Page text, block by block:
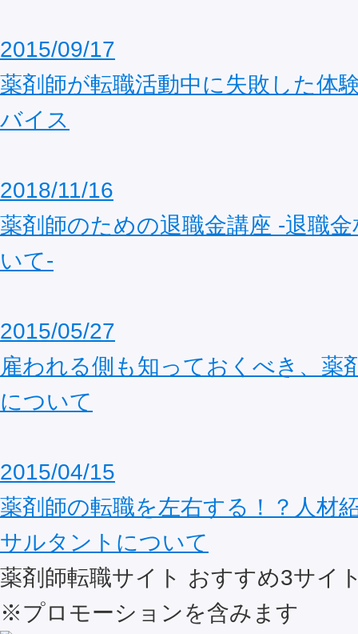
2015/09/17
薬剤師が転職活動中に失敗した体
バイス
2018/11/16
薬剤師のための退職金講座 -退職
いて-
2015/05/27
雇われる側も知っておくべき、薬
について
2015/04/15
薬剤師の転職を左右する！？人材
サルタントについて
薬剤師転職サイト おすすめ3サイ
※プロモーションを含みます